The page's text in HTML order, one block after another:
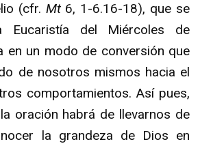
(cfr. Mt6, 1-6.16-18), que se
Eucaristía del Miércoles de
en un modo de conversión que
de nosotros mismos hacia el
comportamientos. Así pues,
oración habrá de llevarnos de
la grandeza de Dios en